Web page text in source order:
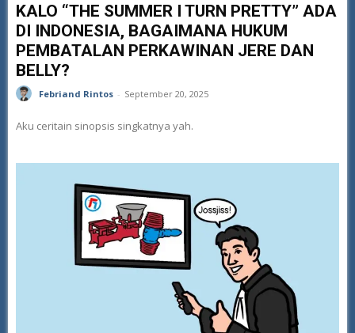
KALO “THE SUMMER I TURN PRETTY” ADA
DI INDONESIA, BAGAIMANA HUKUM
PEMBATALAN PERKAWINAN JERE DAN
BELLY?
Febriand Rintos - September 20, 2025
Aku ceritain sinopsis singkatnya yah.